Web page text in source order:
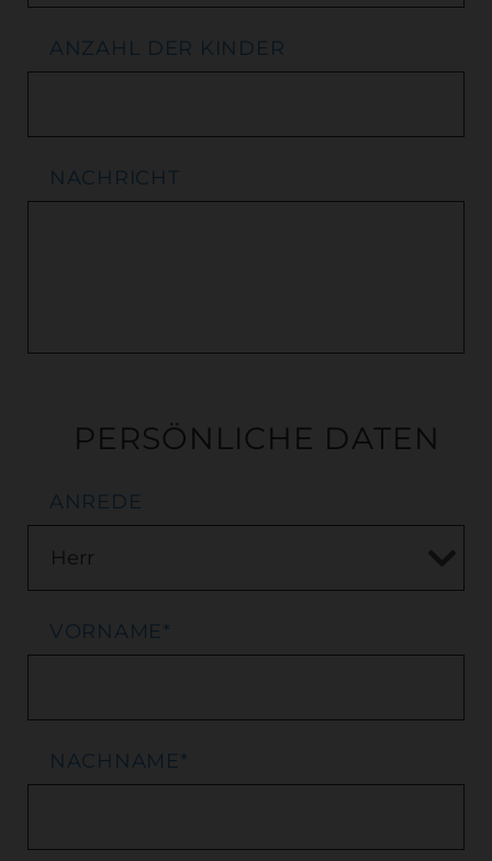
ANZAHL DER KINDER
NACHRICHT
PERSÖNLICHE DATEN
ANREDE
VORNAME*
NACHNAME*